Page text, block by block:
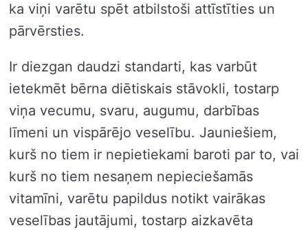
ka viņi varētu spēt atbilstoši attīstīties un
pārvērsties.
Ir diezgan daudzi standarti, kas varbūt
ietekmēt bērna diētiskais stāvokli, tostarp
viņa vecumu, svaru, augumu, darbības
līmeni un vispārējo veselību. Jauniešiem,
kurš no tiem ir nepietiekami baroti par to, vai
kurš no tiem nesaņem nepieciešamās
vitamīni, varētu papildus notikt vairākas
veselības jautājumi, tostarp aizkavēta